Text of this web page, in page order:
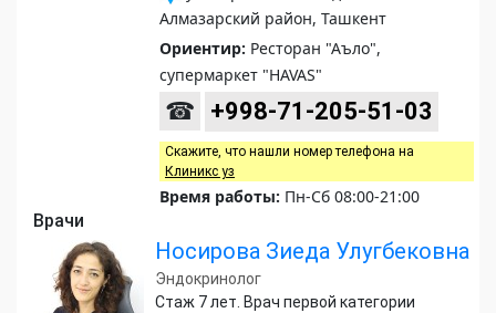
Алмазарский район, Ташкент
Ориентир: Ресторан "Аъло",
супермаркет "HAVAS"
☎ +998-71-205-51-03
Скажите, что нашли номер телефона на
Клиникс уз
Время работы: Пн-Сб 08:00-21:00
Врачи
Носирова Зиеда Улугбековна
Эндокринолог
Стаж 7 лет. Врач первой категории